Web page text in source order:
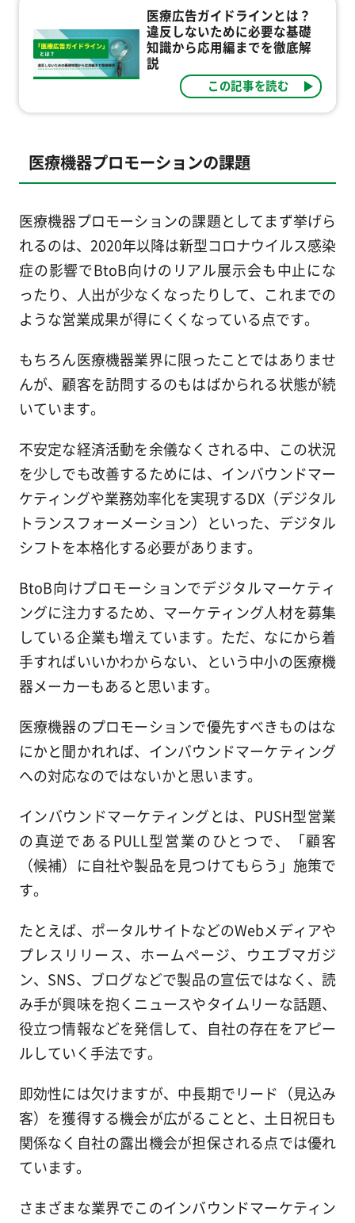
医療広告ガイドラインとは？
違反しないために必要な基礎
知識から応用編までを徹底解
説
この記事を読む
医療機器プロモーションの課題
医療機器プロモーションの課題としてまず挙げら
れるのは、2020年以降は新型コロナウイルス感染
症の影響でBtoB向けのリアル展示会も中止にな
ったり、人出が少なくなったりして、これまでの
ような営業成果が得にくくなっている点です。
もちろん医療機器業界に限ったことではありませ
んが、顧客を訪問するのもはばかられる状態が続
いています。
不安定な経済活動を余儀なくされる中、この状況
を少しでも改善するためには、インバウンドマー
ケティングや業務効率化を実現するDX（デジタル
トランスフォーメーション）といった、デジタル
シフトを本格化する必要があります。
BtoB向けプロモーションでデジタルマーケティ
ングに注力するため、マーケティング人材を募集
している企業も増えています。ただ、なにから着
手すればいいかわからない、という中小の医療機
器メーカーもあると思います。
医療機器のプロモーションで優先すべきものはな
にかと聞かれれば、インバウンドマーケティング
への対応なのではないかと思います。
インバウンドマーケティングとは、PUSH型営業
の真逆であるPULL型営業のひとつで、「顧客
（候補）に自社や製品を見つけてもらう」施策で
す。
たとえば、ポータルサイトなどのWebメディアや
プレスリリース、ホームページ、ウエブマガジ
ン、SNS、ブログなどで製品の宣伝ではなく、読
み手が興味を抱くニュースやタイムリーな話題、
役立つ情報などを発信して、自社の存在をアピー
ルしていく手法です。
即効性には欠けますが、中長期でリード（見込み
客）を獲得する機会が広がることと、土日祝日も
関係なく自社の露出機会が担保される点では優れ
ています。
さまざまな業界でこのインバウンドマーケティン